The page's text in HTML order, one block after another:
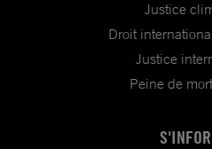
Justice
Droit
Justice
Peine de